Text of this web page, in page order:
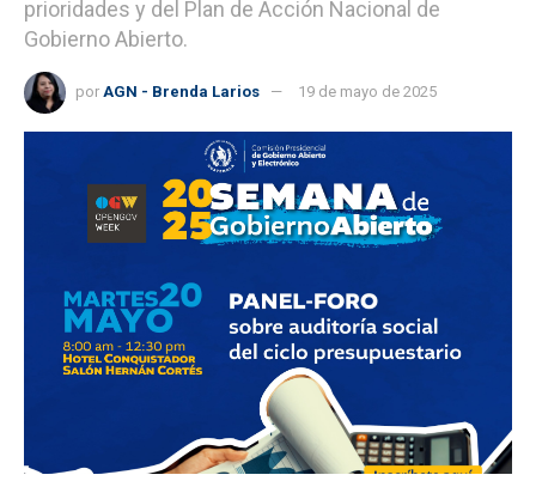
prioridades y del Plan de Acción Nacional de
Gobierno Abierto.
por AGN - Brenda Larios 19 de mayo de 2025